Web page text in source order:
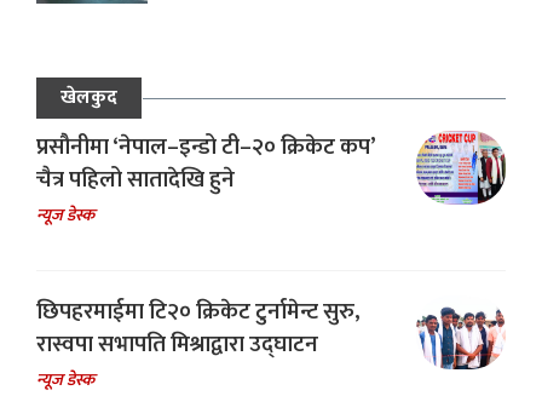
खेलकुद
प्रसौनीमा ‘नेपाल–इन्डो टी–२० क्रिकेट कप’
चैत्र पहिलो सातादेखि हुने
न्यूज डेस्क
छिपहरमाईमा टि२० क्रिकेट टुर्नामेन्ट सुरु,
रास्वपा सभापति मिश्राद्वारा उद्घाटन
न्यूज डेस्क